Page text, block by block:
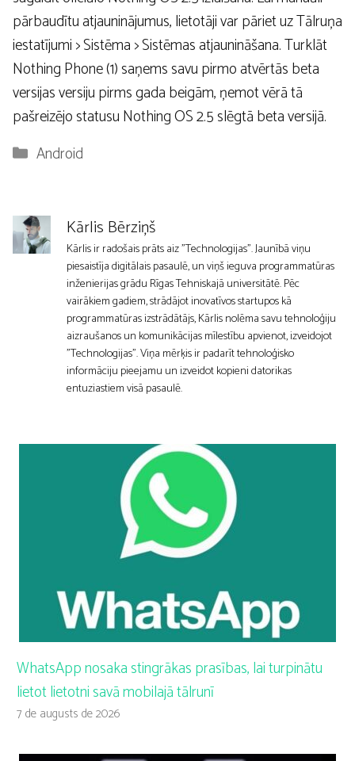
pārbaudītu atjauninājumus, lietotāji var pāriet uz Tālruņa
iestatījumi > Sistēma > Sistēmas atjaunināšana. Turklāt
Nothing Phone (1) saņems savu pirmo atvērtās beta
versijas versiju pirms gada beigām, ņemot vērā tā
pašreizējo statusu Nothing OS 2.5 slēgtā beta versijā.
Kategorijas
Android
Kārlis Bērziņš
Kārlis ir radošais prāts aiz "Technologijas". Jaunībā viņu
piesaistīja digitālais pasaulē, un viņš ieguva programmatūras
inženierijas grādu Rīgas Tehniskajā universitātē. Pēc
vairākiem gadiem, strādājot inovatīvos startupos kā
programmatūras izstrādātājs, Kārlis nolēma savu tehnoloģiju
aizraušanos un komunikācijas mīlestību apvienot, izveidojot
"Technologijas". Viņa mērķis ir padarīt tehnoloģisko
informāciju pieejamu un izveidot kopieni datorikas
entuziastiem visā pasaulē.
WhatsApp nosaka stingrākas prasības, lai turpinātu
lietot lietotni savā mobilajā tālrunī
7 de augusts de 2026